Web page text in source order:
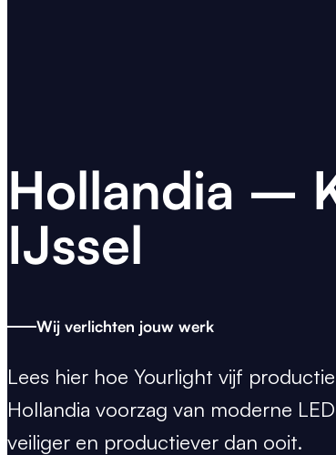
Hollandia –
IJssel
Wij verlichten jouw werk
Lees hier hoe Yourlight vijf
Hollandia voorzag van moderne
veiliger en productiever dan ooit.